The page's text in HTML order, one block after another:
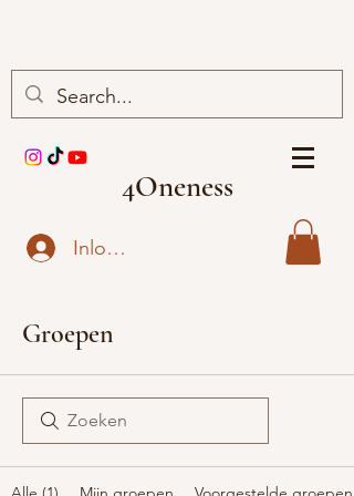
4Oneness
Inloggen
Groepen